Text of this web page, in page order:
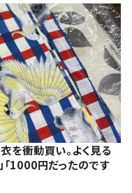
を衝動買い。よく見る
1000円だったのです